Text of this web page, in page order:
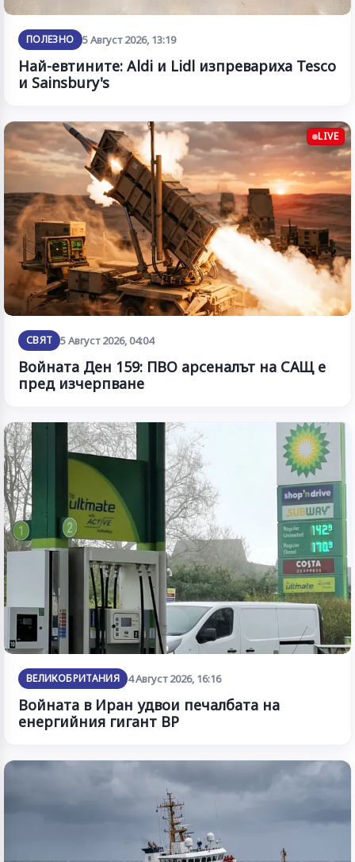
ПОЛЕЗНО 5 Август 2026, 13:19
Най-евтините: Aldi и Lidl изпревариха Tesco
и Sainsbury's
LIVE
СВЯТ 5 Август 2026, 04:04
Войната Ден 159: ПВО арсеналът на САЩ е
пред изчерпване
ВЕЛИКОБРИТАНИЯ 4 Август 2026, 16:16
Войната в Иран удвои печалбата на
енергийния гигант BP